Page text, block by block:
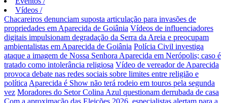
Vídeos /
Chacareiros denunciam suposta articulação para invasões de
propriedades em Aparecida de Goiânia Vídeos de influenciadores
digitais impulsionam degradação da Serra da Areia e preocupam
ambientalistas em Aparecida de Goiânia Polícia Civil investiga
ataque a imagem de Nossa Senhora Aparecida em Nerópolis; caso é
tratado como intolerância religiosa Vídeo de vereador de Aparecida
provoca debate nas redes sociais sobre limites entre religião e
política Aparecida é Show não terá rodeio em touros pela segunda
vez Moradores do Setor Colina Azul questionam derrubada de casa
Com a aproximação das Eleições 2026, especialistas alertam para a